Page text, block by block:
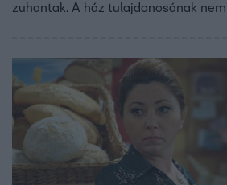
zuhantak. A ház tulajdonosának